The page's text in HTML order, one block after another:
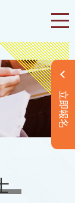
立即報名